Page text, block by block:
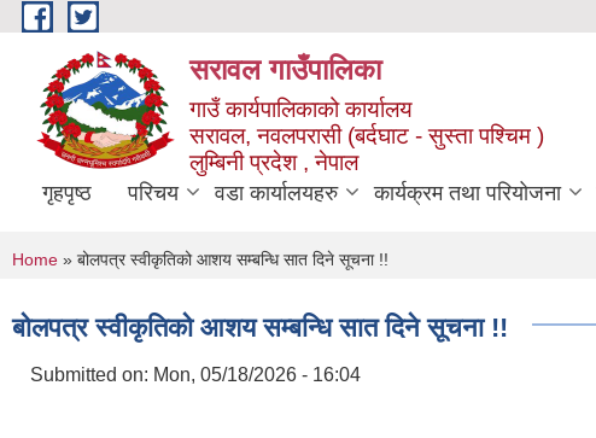
Skip to main content
सरावल गाउँपालिका
गाउँ कार्यपालिकाको कार्यालय
सरावल, नवलपरासी (बर्दघाट - सुस्ता पश्चिम )
लुम्बिनी प्रदेश , नेपाल
गृहपृष्ठ परिचय वडा कार्यालयहरु कार्यक्रम तथा परियोजना
You are here
Home » बोलपत्र स्वीकृतिको आशय सम्बन्धि सात दिने सूचना !!
बोलपत्र स्वीकृतिको आशय सम्बन्धि सात दिने सूचना !!
Submitted on: Mon, 05/18/2026 - 16:04